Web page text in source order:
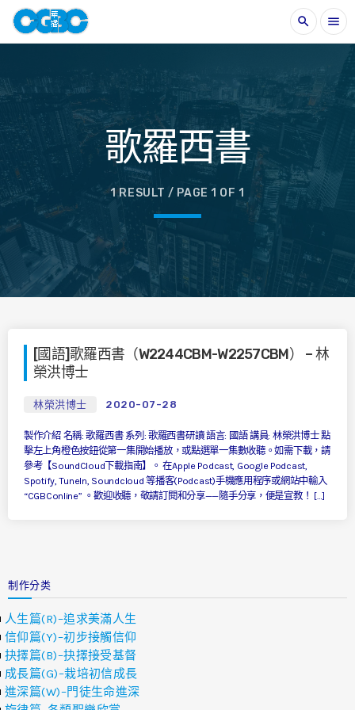
search menu
歌羅西書
1 RESULT / PAGE 1 OF 1
[國語]歌羅西書（W2244CBM-W2257CBM） – 林
榮洪博士
林榮洪博士 2020-07-28
製作介紹 名稱: 歌羅西書 系列: 歌羅西書研讀 語言: 國語 講員: 林榮洪博士 點
擊左上角橙色按鈕從第一集開始播放，或點選單一集數收聽。如需下載，請
參考【SoundCloud下載指南】。 在Apple Podcast, Google Podcast,
Spotify, TuneIn, Soundcloud 等播客(Podcast)手機應用程序或網站中輸入
“CGBConline” 。歡迎收聽，敬請訂閱和分享——隨手分享，便是宣教！ […]
制作分类
人生篇(R)–追求美滿人生
信仰篇(Y)–初步接觸信仰
抉擇篇(B)–抉擇接受基督
成長篇(G)–栽培初信成長
進深篇(W)–門徒生命進深